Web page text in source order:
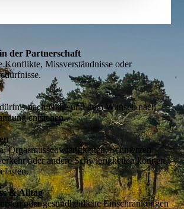
der Partnerschaft
Konflikte, Missverständnisse oder
nach Nähe und dem Wunsch nach
entstehen.
Orgasmusschwierigkeiten, Schmerzen
oder andere Schwierigkeiten können
& Alltag
oder gesundheitliche Einschränkungen